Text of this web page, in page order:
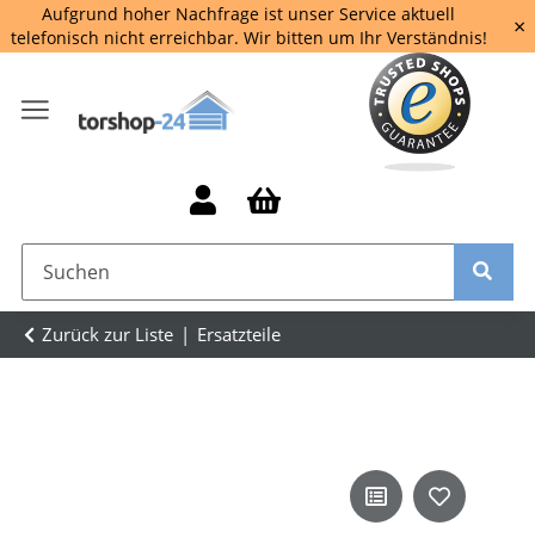
Aufgrund hoher Nachfrage ist unser Service aktuell
telefonisch nicht erreichbar. Wir bitten um Ihr Verständnis!
×
Zurück zur Liste Ersatzteile